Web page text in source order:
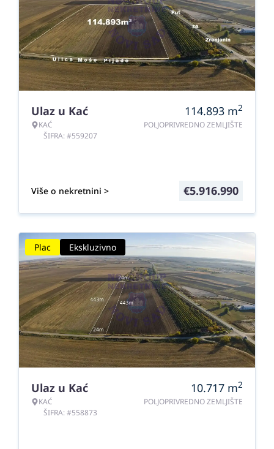
Ulaz u Kać
KAĆ
ŠIFRA: #559207
114.893 m2
POLJOPRIVREDNO ZEMLJIŠTE
Više o nekretnini > €5.916.990
Plac Ekskluzivno
Ulaz u Kać
KAĆ
ŠIFRA: #558873
10.717 m2
POLJOPRIVREDNO ZEMLJIŠTE